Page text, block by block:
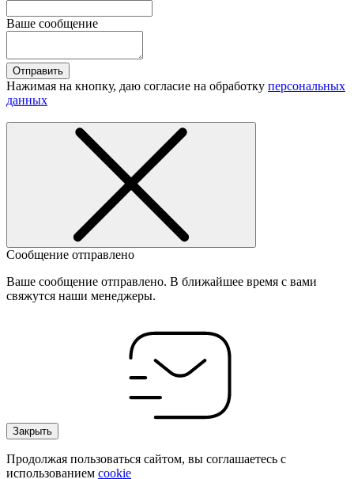
Ваше сообщение
Отправить
Нажимая на кнопку, даю согласие на обработку персональных
данных
Сообщение отправлено
Ваше сообщение отправлено. В ближайшее время с вами
свяжутся наши менеджеры.
Закрыть
Продолжая пользоваться сайтом, вы соглашаетесь с
использованием cookie